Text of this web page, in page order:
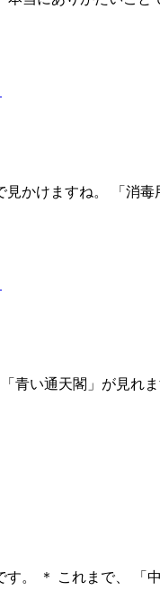
かけますね。 「消
い通天閣」が見れ
。 ＊ これまで、 「